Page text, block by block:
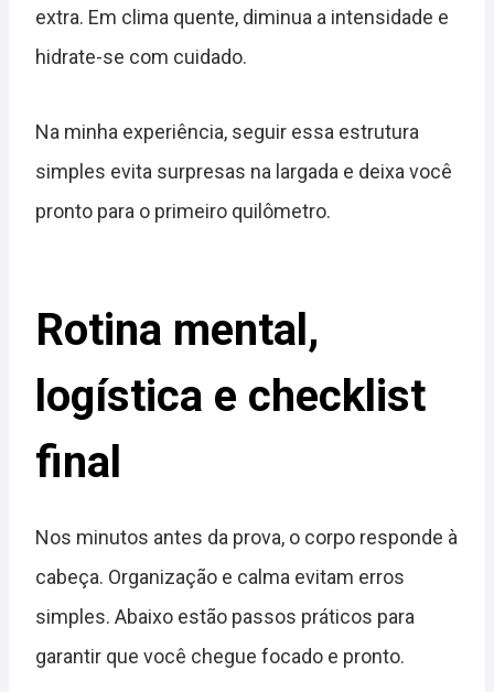
extra. Em clima quente, diminua a intensidade e
hidrate-se com cuidado.
Na minha experiência, seguir essa estrutura
simples evita surpresas na largada e deixa você
pronto para o primeiro quilômetro.
Rotina mental,
logística e checklist
final
Nos minutos antes da prova, o corpo responde à
cabeça. Organização e calma evitam erros
simples. Abaixo estão passos práticos para
garantir que você chegue focado e pronto.